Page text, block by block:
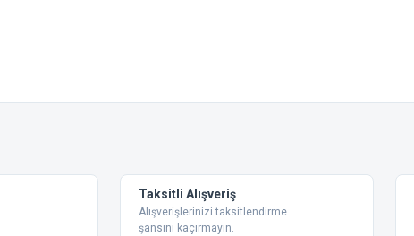
Taksitli Alışveriş
Alışverişlerinizi taksitlendirme
şansını kaçırmayın.